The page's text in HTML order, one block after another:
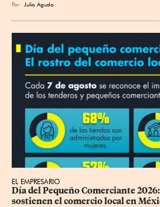
Por Julio Agudo
EL EMPRESARIO
Día del Pequeño Comerciante
sostienen el comercio local en